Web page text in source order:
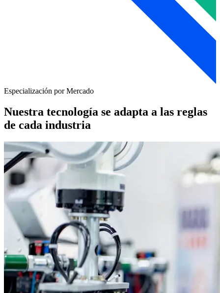
Especialización por Mercado
Nuestra tecnología se adapta a las reglas
de cada industria